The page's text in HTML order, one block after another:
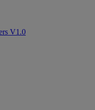
V1.0